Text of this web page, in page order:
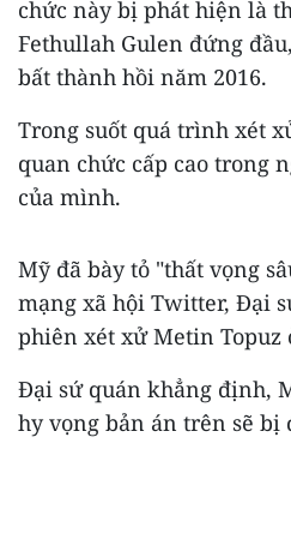
chức này bị phát hiện là
Fethullah Gulen đứng
bất thành hồi năm 2016.
Trong suốt quá trình xét
quan chức cấp cao trong
của mình.
Mỹ đã bày tỏ "thất vọng
mạng xã hội Twitter, Đại
phiên xét xử Metin Topuz
Đại sứ quán khẳng định,
hy vọng bản án trên sẽ bị